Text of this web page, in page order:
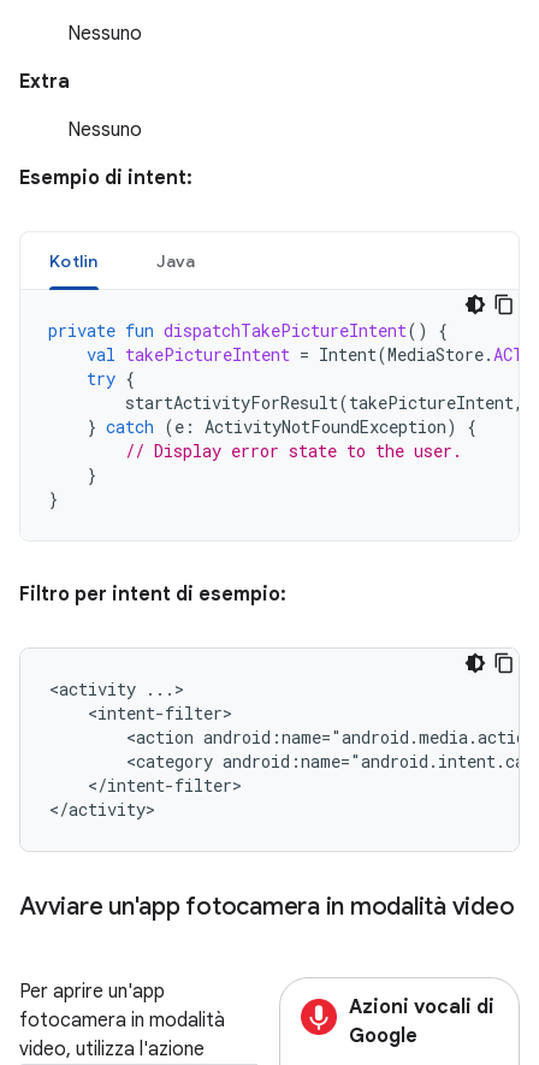
Nessuno
Extra
Nessuno
Esempio di intent:
Kotlin Java
private fun dispatchTakePictureIntent()
{
val takePictureIntent = Intent(MediaStore.
try {
startActivityForResult(takePictureIntent,
} catch (e : ActivityNotFoundException)
{
// Display error state to the user.
}
}
Filtro per intent di esempio:
<activity
<action
<category
</intent-filter>
</activity>
Avviare un'app fotocamera in modalità video
Azioni vocali di
Google
Per aprire un'app
fotocamera in modalità
video, utilizza l'azione